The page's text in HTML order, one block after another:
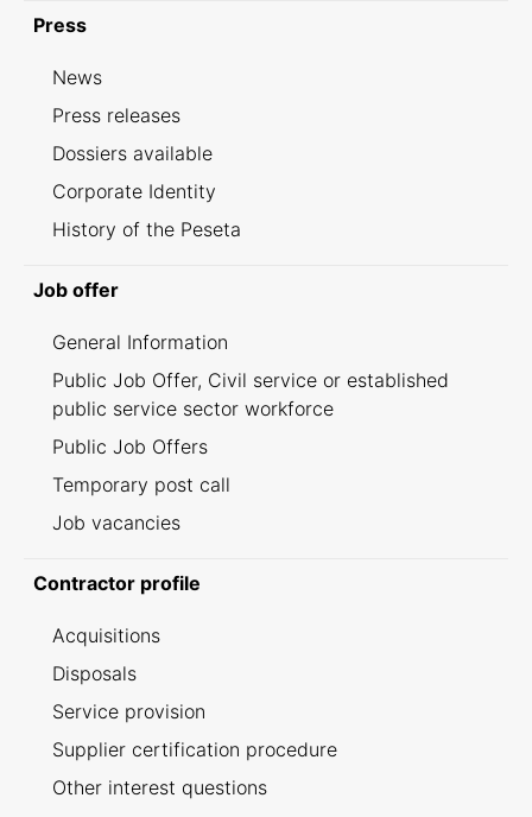
Press
News
Press releases
Dossiers available
Corporate Identity
History of the Peseta
Job offer
General Information
Public Job Offer, Civil service or established
public service sector workforce
Public Job Offers
Temporary post call
Job vacancies
Contractor profile
Acquisitions
Disposals
Service provision
Supplier certification procedure
Other interest questions